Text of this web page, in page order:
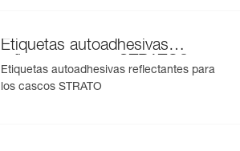
Etiquetas autoadhesivas
reflectantes para STRATO
Etiquetas autoadhesivas reflectantes para
los cascos STRATO